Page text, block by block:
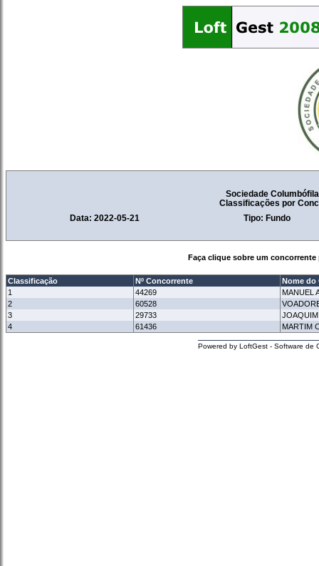
Sociedade
Classificações por
Data: 2022-05-21
Tipo: Fundo
Faça clique sobre um
Classificação Nº Concorrente
Nome do
1
44269
MANUEL
2
60528
3
29733
JOAQUIM
4
61436 MARTIM
Powered by LoftGest - Software de